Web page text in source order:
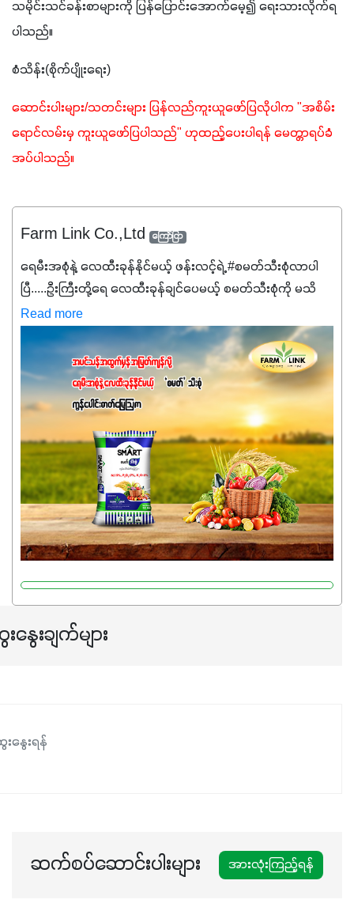
သမိုင်းသင်ခန်းစာများကို ပြန်ပြောင်းအောက်မေ့၍ ရေးသားလိုက်ရ
ပါသည်။
စံသိန်း(စိုက်ပျိုးရေး)
ဆောင်းပါးများ/သတင်းများ ပြန်လည်ကူးယူဖော်ပြလိုပါက "အစိမ်း
ရောင်လမ်းမှ ကူးယူဖော်ပြပါသည်" ဟုထည့်ပေးပါရန် မေတ္တာရပ်ခံ
အပ်ပါသည်။
Farm Link Co.,Ltd ကြော်ငြာ
ရေမီးအစုံနဲ့ လေထီးခုန်နိုင်မယ့် ဖန်းလင့်ရဲ့ #စမတ်သီးစုံလာပါ
ပြီ.....ဦးကြီးတို့ရေ ‌လေထီးခုန်ချင်ပေမယ့် စမတ်သီးစုံကို မသိ
သေးရင်တော့ ဒီစာလေးကို ဆက်ဖတ်‌ပေးပါ #စမတ်သီးစုံဆိုတာ
အပင်တိုင်းအတွက် အဓိကအာဟာရNPK (19:7:8)နဲ့ #ဟူးမစ်
အက်စစ်တို့ အချိုးကျ ပေါင်းစပ်ထားတဲ့ ကွန်ပေါင်း
ဓာတ်မြေဩဇာဖြစ်ပါတယ်။ အဓိကအကျိုးကျေးဇူးတွေအနေနဲ့
ကတော့ နိုက်ထရိုဂျင် 19%ပါဝင်တဲ့အတွက် ကလိုရိုဖီးလ်ဖွဲ့စည်း
မှုကို အားပေးကာ သီးနှံပင်များ၏အရွက်များစိမ်းလန်းသန်စွမ်း
ပြီး အစာချက်လုပ်မှုအားကောင်းစေပါတယ်။ အပင်၏ပင်ပိုင်း
ကြီးထွားမှုကို တိုးမြင့်စေကာ အပင်သန်၍ အကြီးမြန်စေပါတယ်။
သင့်တော်တဲ့ Phosphorus 7%ပါဝင်မှုကြောင့် အပင်ရဲ့ အမြစ်
ဖွဲ့စည်းတည်ဆောက်မှုကို ပို၍သန်မာလာအောင် အားပေးပါ
တယ်။ ဒါ့အပြင် ပန်းပွင့်ခြင်း၊အသီးသီးခြင်း၊အစေ့တည်ခြင်း
လုပ်ငန်းစဉ်များကိုလည်း အားပေးပါတယ်။ လုံလောက်တဲ့
Potassium 8%က အပင်ရဲ့ ရောဂါဒဏ်၊ရာသီဥတုဒဏ်ခံနိုင်ရည်
အရသာ ပိုမိုကောင်းမွန်စေဖို့အတွက် လိုအပ်တဲ့အာဟာရဓာတ်
ဖြစ်ပါတယ်။ ဟူးမစ်အက်စစ်ပါဝင်ပေါင်းစပ်ထားတဲ့အတွက်
နှံစားသီးနှံများ၊ပဲအမျိုးမျိုး၊ဟင်းသီးဟင်းရွက်နဲ့ ဥယျာဉ်ခြံသီးနှံ
အားလုံးမှာ အသုံးပြုနိုင်တယ်ဆိုတော့ တစ်မျိုးတည်းနဲ့ အားလုံး
Read more
နွေးချက်များ
နွေးရန်
ဆက်စပ်ဆောင်းပါးများ အားလုံးကြည့်ရန်